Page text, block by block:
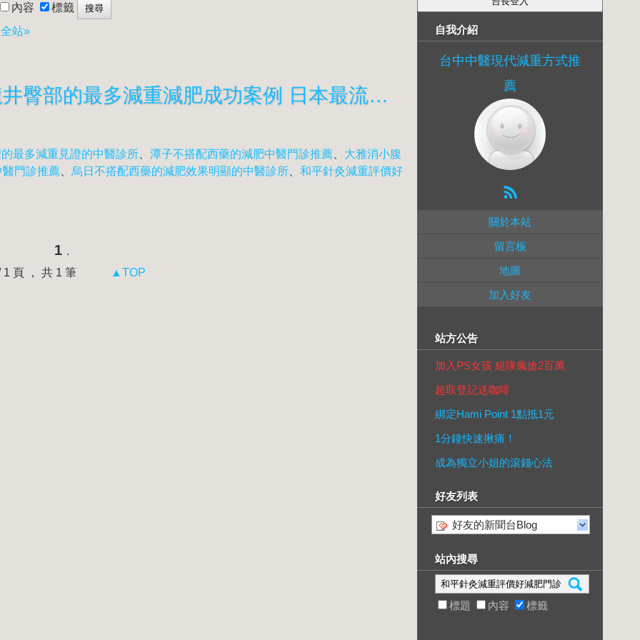
內容
標籤
站»
神岡腹部的減肥中醫門診推薦 龍井臀部的最多減重減肥成功案例 日本最流行的瘦臉方法36649
最多減重見證的中醫診所 潭子不搭配西藥的減肥中醫門診推薦
大雅消小腹
門診推薦
烏日不搭配西藥的減肥效果明顯的中醫診所 和平針灸減重評價好
1 .
/ 1 頁 ， 共 1 筆
▲TOP
自我介紹
台中中醫現代減重方式推
薦
關於本站
留言板
地圖
加入好友
站方公告
加入PS女孩 組隊瘋搶2百萬
超取登記送咖啡
綁定Hami Point 1點抵1元
1分鐘快速揪痛！
成為獨立小姐的滾錢心法
好友列表
好友的新聞台Blog
站內搜尋
標題 內容 標籤